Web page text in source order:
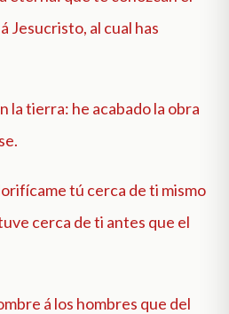
Jesucristo, al cual has
la tierra: he acabado la obra
tú cerca de ti mismo
cerca de ti antes que el
á los hombres que del